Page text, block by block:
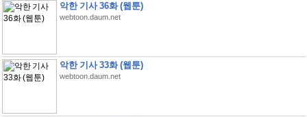
악한 기사 36화 (웹툰)
webtoon.daum.net
악한 기사 33화 (웹툰)
webtoon.daum.net